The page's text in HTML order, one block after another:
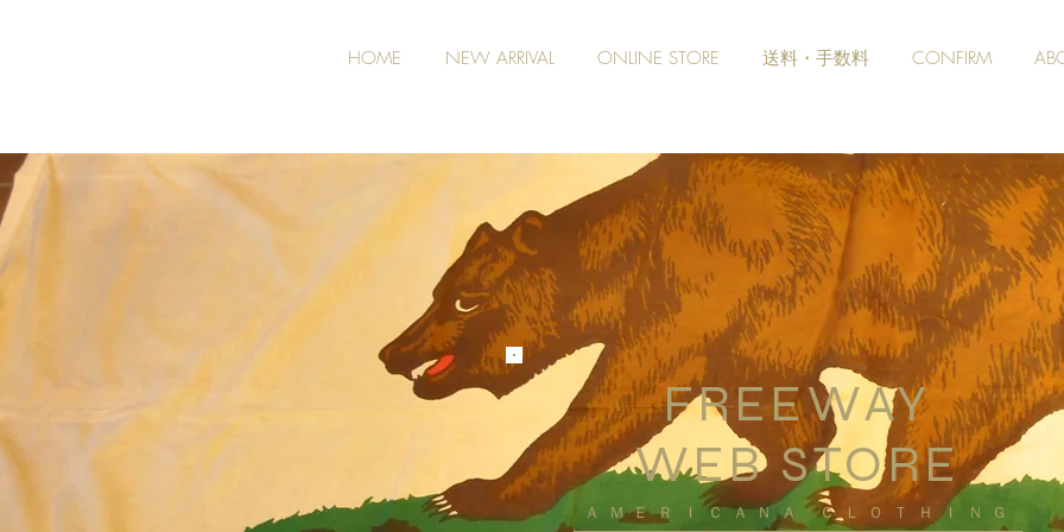
HOME NEW ARRIVAL ONLINE STORE 送料・手数料 CONFIRM
FREEWAY
WEB STORE
​ＡＭＥＲＩＣＡＮＡ ＣＬＯＴＨＩＮＧ